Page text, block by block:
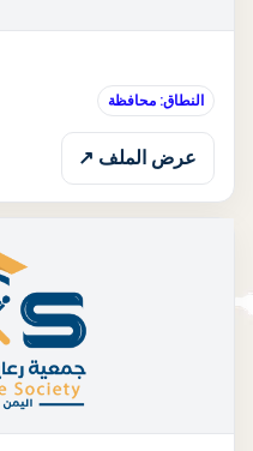
النطاق: محافظة
عرض الملف ↗